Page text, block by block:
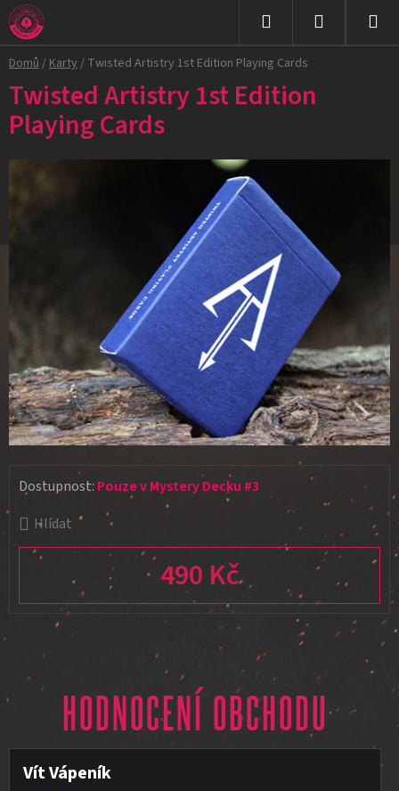
Přejít
na
obsah
Domů/Karty/ Twisted Artistry 1st Edition Playing Cards
Hlídat
490 Kč
Měrná cena:
Dostupnost: Pouze v Mystery Decku #3
Twisted Artistry 1st Edition
Playing Cards
HODNOCENÍ OBCHODU
Vít Vápeník